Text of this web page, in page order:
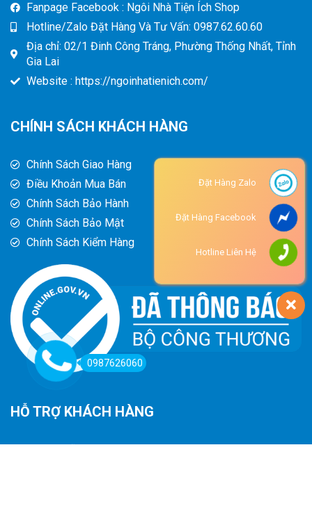
Fanpage Facebook : Ngôi Nhà Tiện Ích Shop
Hotline/Zalo Đặt Hàng Và Tư Vấn: 0987.62.60.60
Địa chỉ: 02/1 Đinh Công Tráng, Phường Thống Nhất, Tỉnh
Gia Lai
Website : https://ngoinhatienich.com/
CHÍNH SÁCH KHÁCH HÀNG
Chính Sách Giao Hàng
Điều Khoản Mua Bán
Chính Sách Bảo Hành
Chính Sách Bảo Mật
Chính Sách Kiểm Hàng
HỖ TRỢ KHÁCH HÀNG
0987626060
Đặt Hàng Zalo
Đặt Hàng Facebook
Hotline Liên Hệ